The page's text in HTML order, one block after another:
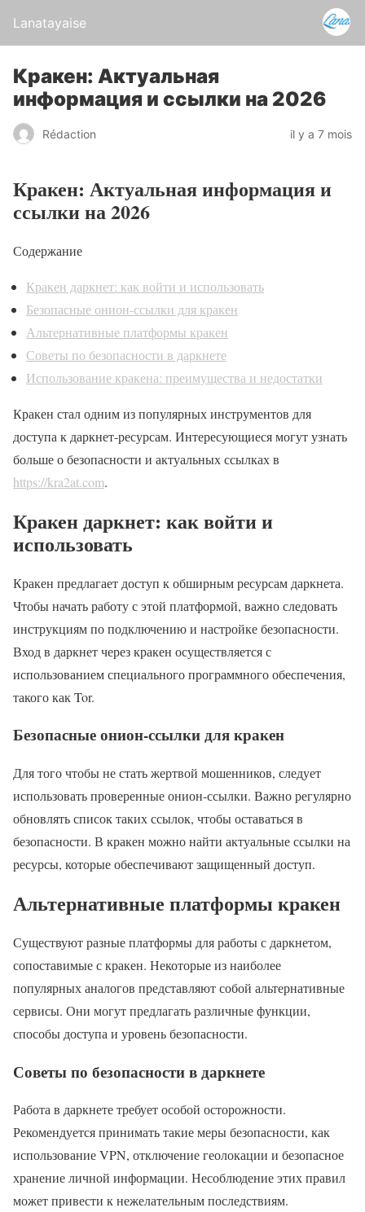
Lanatayaise
Кракен: Актуальная
информация и ссылки на 2026
Rédaction il y a 7 mois
Кракен: Актуальная информация и
ссылки на 2026
Содержание
Кракен даркнет: как войти и использовать
Безопасные онион-ссылки для кракен
Альтернативные платформы кракен
Советы по безопасности в даркнете
Использование кракена: преимущества и недостатки
Кракен стал одним из популярных инструментов для
доступа к даркнет-ресурсам. Интересующиеся могут узнать
больше о безопасности и актуальных ссылках в
https://kra2at.com.
Кракен даркнет: как войти и
использовать
Кракен предлагает доступ к обширным ресурсам даркнета.
Чтобы начать работу с этой платформой, важно следовать
инструкциям по подключению и настройке безопасности.
Вход в даркнет через кракен осуществляется с
использованием специального программного обеспечения,
такого как Tor.
Безопасные онион-ссылки для кракен
Для того чтобы не стать жертвой мошенников, следует
использовать проверенные онион-ссылки. Важно регулярно
обновлять список таких ссылок, чтобы оставаться в
безопасности. В кракен можно найти актуальные ссылки на
ресурсы, которые обеспечивают защищенный доступ.
Альтернативные платформы кракен
Существуют разные платформы для работы с даркнетом,
сопоставимые с кракен. Некоторые из наиболее
популярных аналогов представляют собой альтернативные
сервисы. Они могут предлагать различные функции,
способы доступа и уровень безопасности.
Советы по безопасности в даркнете
Работа в даркнете требует особой осторожности.
Рекомендуется принимать такие меры безопасности, как
использование VPN, отключение геолокации и безопасное
хранение личной информации. Несоблюдение этих правил
может привести к нежелательным последствиям.